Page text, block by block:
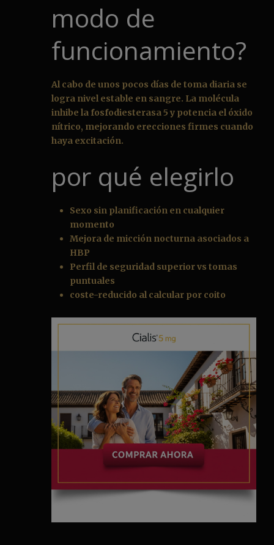
modo de
funcionamiento?
Al cabo de unos pocos días de toma diaria se
logra nivel estable en sangre. La molécula
inhibe la fosfodiesterasa 5 y potencia el óxido
nítrico, mejorando erecciones firmes cuando
haya excitación.
por qué elegirlo
Sexo sin planificación en cualquier
momento
Mejora de micción nocturna asociados a
HBP
Perfil de seguridad superior vs tomas
puntuales
coste-reducido al calcular por coito